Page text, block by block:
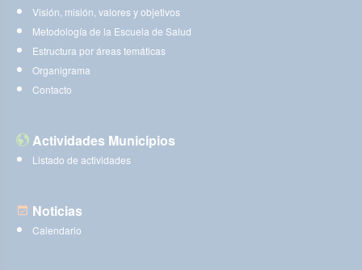
Visión, misión, valores y objetivos
Metodología de la Escuela de Salud
Estructura por áreas temáticas
Organigrama
Contacto
Actividades Municipios
Listado de actividades
Noticias
Calendario